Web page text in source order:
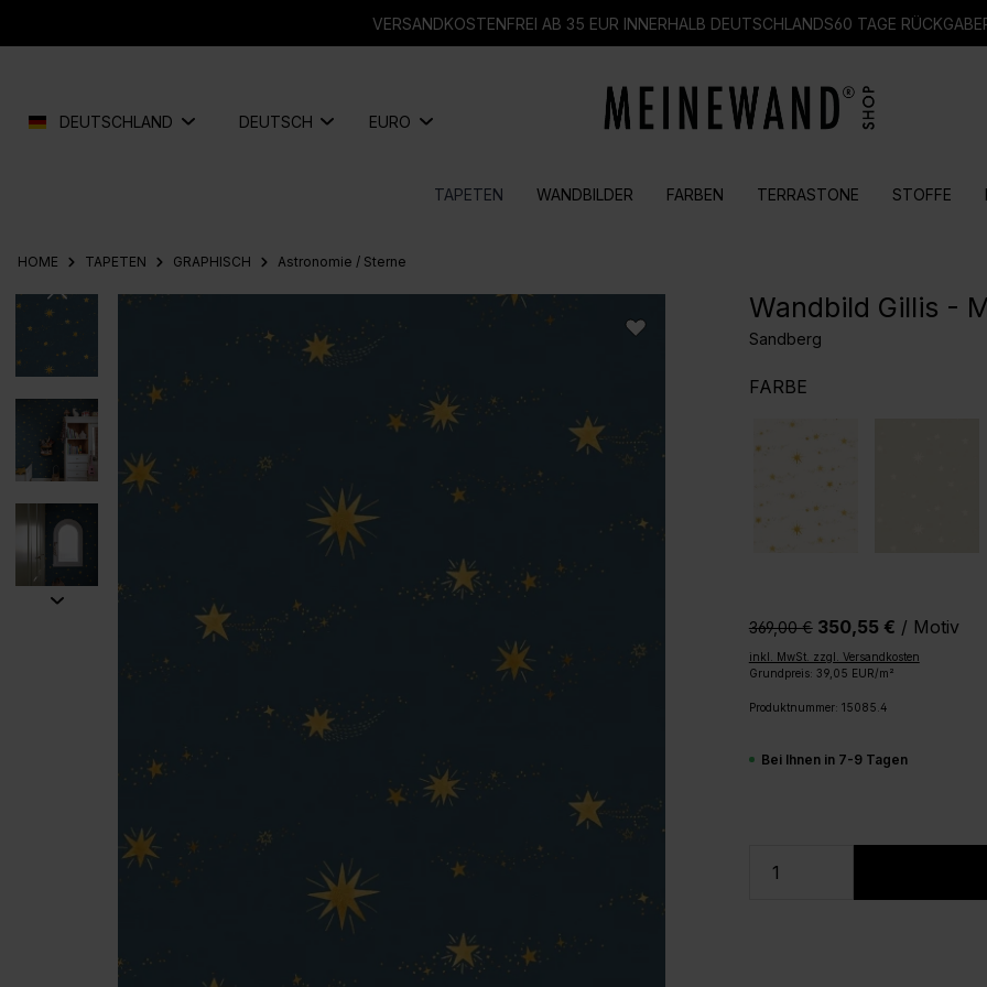
VERSANDKOSTENFREI AB 35 EUR INNERHALB DEUTSCHLANDS60 TAGE
DEUTSCHLAND DEUTSCH EURO
TAPETEN WANDBILDER FARBEN TERRASTONE STOFFE
HOME TAPETEN GRAPHISCH Astronomie / Sterne
Bildergalerie überspringen Wandbild Gillis -
Sandberg
FARBEAUSWÄHLEN
369,00 €‎ 350,55 € / Motiv
inkl. MwSt. zzgl. Versandkosten
Grundpreis: 39,05 EUR/m²
Produktnummer: 15085.4
Bei Ihnen in 7-9 Tagen
Produkt Anzahl: